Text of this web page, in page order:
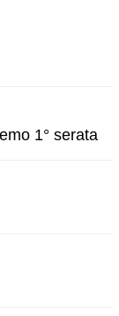
1° serata